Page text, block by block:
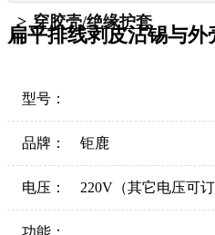
穿胶壳/绝缘护套
扁平排线剥皮沾锡与
型号：
品牌： 钜鹿
电压： 220V（其它电压可订